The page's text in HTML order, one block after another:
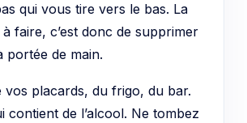
qui vous tire vers le bas. La
faire, c’est donc de supprimer
portée de main.
vos placards, du frigo, du bar.
contient de l’alcool. Ne tombez